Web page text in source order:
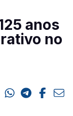
anos
no